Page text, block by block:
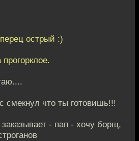
острый :)
что ты готовишь!!!
- пап - хочу борщ,